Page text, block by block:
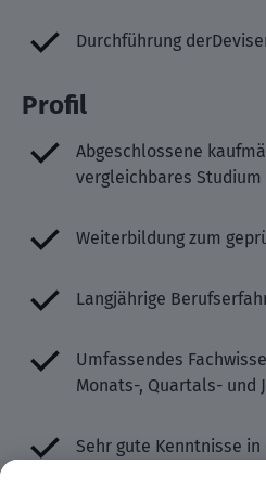
Durchführung
Profil
Abgeschlossene
vergleichbares Studium
Weiterbildung zum
Langjährige
Umfassendes
Monats-, Quartals- und
Sehr gute Kenntnisse in